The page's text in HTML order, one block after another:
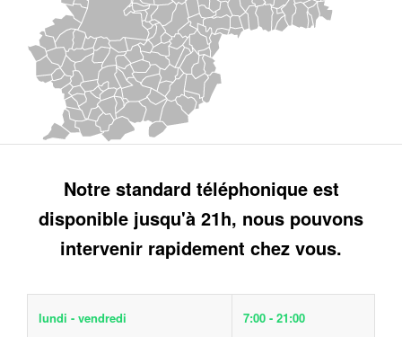
Notre standard téléphonique est
disponible jusqu'à 21h, nous pouvons
intervenir rapidement chez vous.
lundi - vendredi 7:00 - 21:00